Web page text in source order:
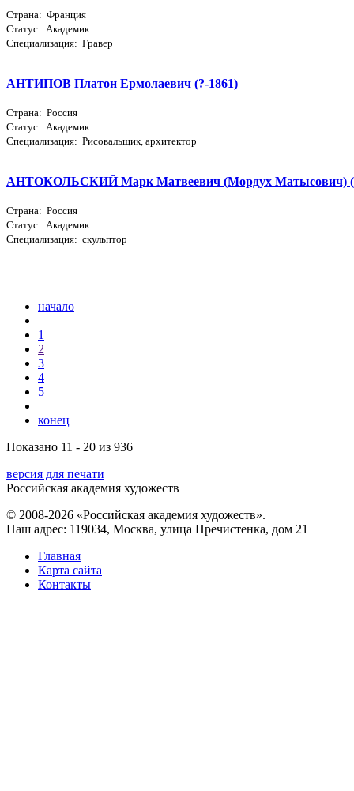
Страна: Франция
Статус: Академик
Специализация: Гравер
АНТИПОВ Платон Ермолаевич (?-1861)
Страна: Россия
Статус: Академик
Специализация: Рисовальщик, архитектор
АНТОКОЛЬСКИЙ Марк Матвеевич (Мордух Матысович)
Страна: Россия
Статус: Академик
Специализация: скульптор
начало
1
2
3
4
5
конец
Показано 11 - 20 из 936
версия для печати
Российская академия художеств
© 2008-2026 «Российская академия художеств».
Наш адрес: 119034, Москва, улица Пречистенка, дом 21
Главная
Карта сайта
Контакты